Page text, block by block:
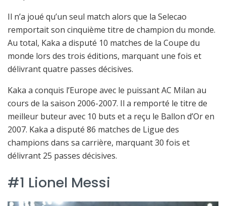
Il n’a joué qu’un seul match alors que la Selecao
remportait son cinquième titre de champion du monde.
Au total, Kaka a disputé 10 matches de la Coupe du
monde lors des trois éditions, marquant une fois et
délivrant quatre passes décisives.
Kaka a conquis l’Europe avec le puissant AC Milan au
cours de la saison 2006-2007. Il a remporté le titre de
meilleur buteur avec 10 buts et a reçu le Ballon d’Or en
2007. Kaka a disputé 86 matches de Ligue des
champions dans sa carrière, marquant 30 fois et
délivrant 25 passes décisives.
#1 Lionel Messi